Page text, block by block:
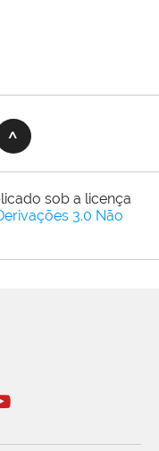
sob a licença
3.0 Não